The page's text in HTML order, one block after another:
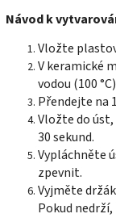
Návod k
Vložte
V keramické
vodou (100
Přendejte na
Vložte do
30 sekund.
Vypláchněte
zpevnit.
Vyjměte
Pokud